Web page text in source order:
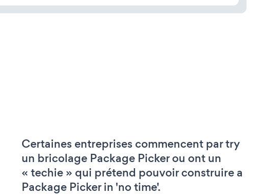
Certaines entreprises commencent par try
un bricolage Package Picker ou ont un
« techie » qui prétend pouvoir construire a
Package Picker in 'no time'.